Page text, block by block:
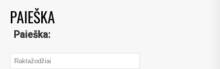
PAIEŠKA
Paieška: